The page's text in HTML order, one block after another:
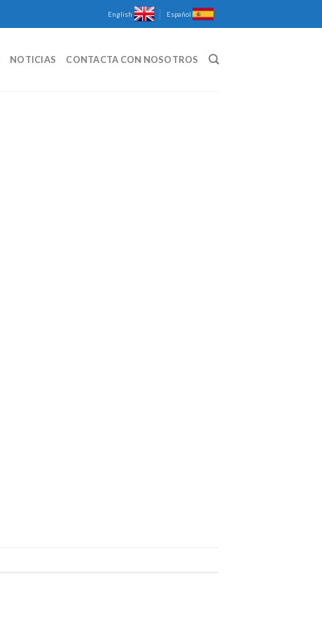
English Español
NOTICIAS CONTACTA CON NOSOTROS